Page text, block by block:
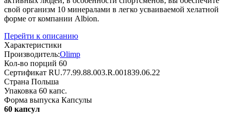
свой организм 10 минералами в легко усваиваемой хелатной
форме от компании Albion.
Перейти к описанию
Характеристики
Производитель:Olimp
Кол-во порций 60
Сертификат RU.77.99.88.003.R.001839.06.22
Страна Польша
Упаковка 60 капс.
Форма выпуска Капсулы
60 капсул